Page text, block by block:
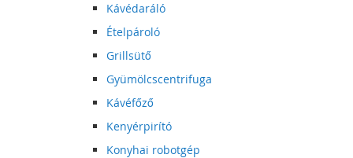
Kávédaráló
Ételpároló
Grillsütő
Gyümölcscentrifuga
Kávéfőző
Kenyérpirító
Konyhai robotgép